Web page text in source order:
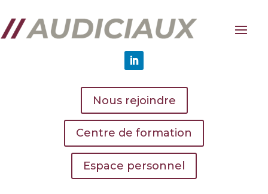
Nous rejoindre
Centre de formation
Espace personnel